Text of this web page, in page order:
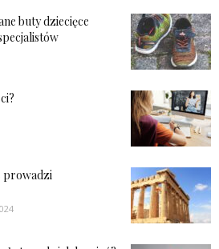
buty dziecięce
prowadzi